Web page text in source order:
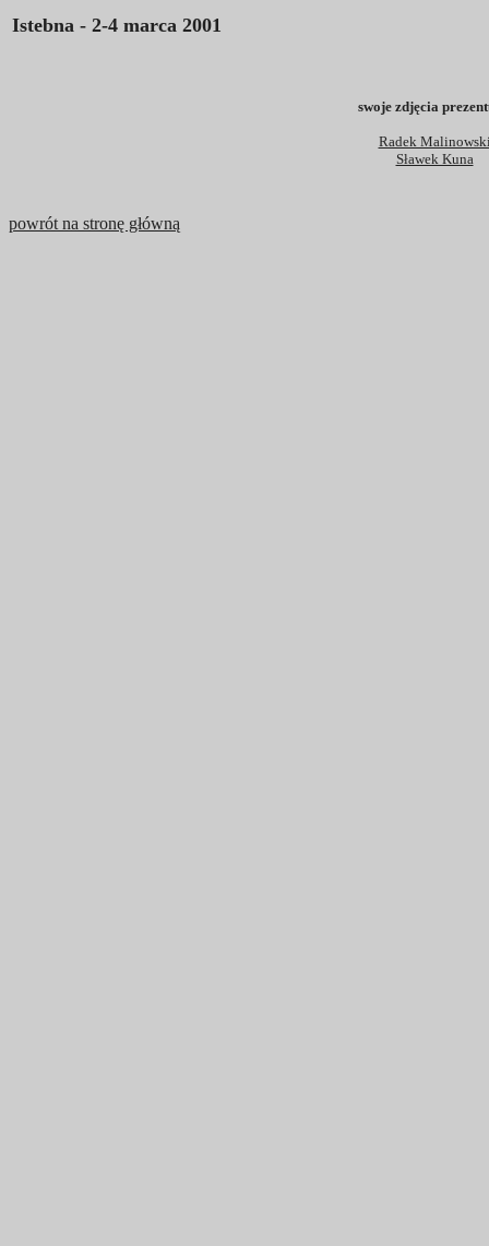
Istebna - 2-4 marca 2001
swoje zdjęcia
Radek
Sławek Kuna
powrót na stronę główną